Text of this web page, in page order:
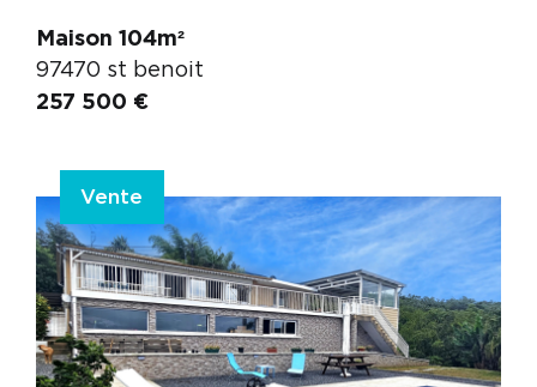
Maison 104m²
97470 st benoit
257 500 €
Vente